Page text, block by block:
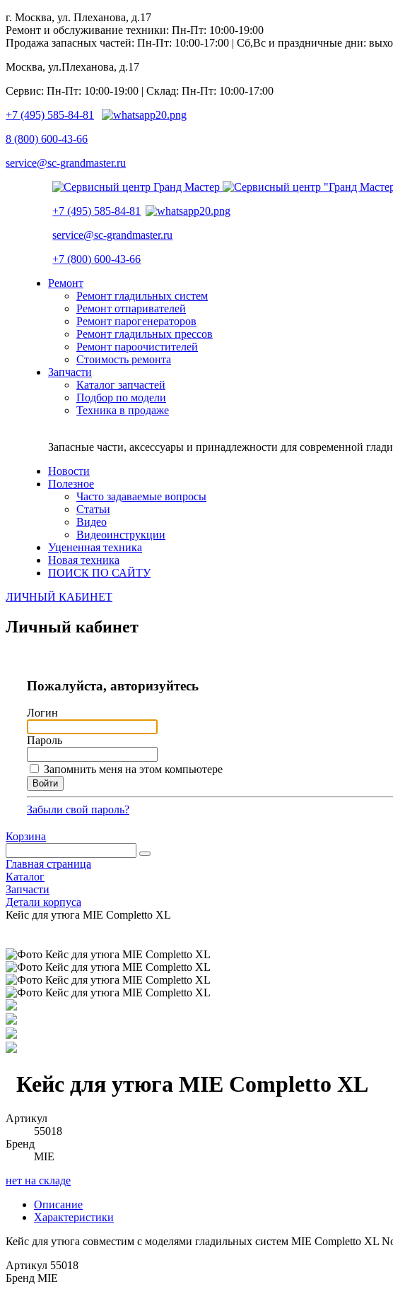
г. Москва, ул. Плеханова, д.17
Ремонт и обслуживание техники: Пн-Пт: 10:00-19:00
Продажа запасных частей: Пн-Пт: 10:00-17:00 | Сб,Вс и праздничные дни:
Москва, ул.Плеханова, д.17
Сервис: Пн-Пт: 10:00-19:00 | Склад: Пн-Пт: 10:00-17:00
+7 (495) 585-84-81
8 (800) 600-43-66
service@sc-grandmaster.ru
+7 (495) 585-84-81
service@sc-grandmaster.ru
+7 (800) 600-43-66
Ремонт
Ремонт гладильных систем
Ремонт отпаривателей
Ремонт парогенераторов
Ремонт гладильных прессов
Ремонт пароочистителей
Стоимость ремонта
Запчасти
Каталог запчастей
Подбор по модели
Техника в продаже
Запасные части, аксессуары и принадлежности для современной
Новости
Полезное
Часто задаваемые вопросы
Статьи
Видео
Видеоинструкции
Уцененная техника
Новая техника
ПОИСК ПО САЙТУ
ЛИЧНЫЙ КАБИНЕТ
Личный кабинет
Пожалуйста, авторизуйтесь
Логин
Пароль
Запомнить меня на этом компьютере
Забыли свой пароль?
Корзина
Главная страница
Каталог
Запчасти
Детали корпуса
Кейс для утюга MIE Completto XL
Кейс для утюга MIE Completto XL
Артикул
55018
Бренд
MIE
нет на складе
Описание
Характеристики
Кейс для утюга совместим с моделями гладильных систем MIE Completto XL
Артикул 55018
Бренд MIE